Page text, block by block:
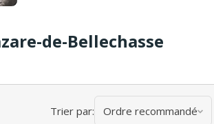
de-Bellechasse
Trier par: Ordre recommandé